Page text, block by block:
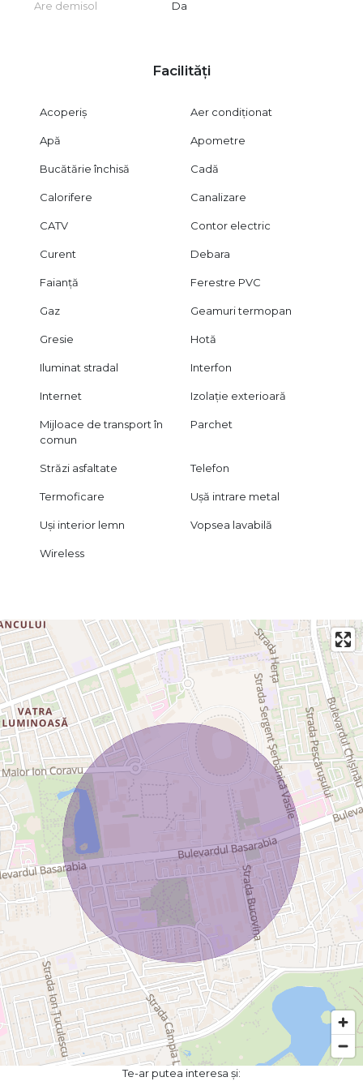
CITY IMOB INVEST – alegerea potrivită pentru o achiziție
Are demisol Da
Facilități
Acoperiș Aer condiționat
Apă Apometre
Bucătărie închisă Cadă
Calorifere Canalizare
CATV Contor electric
Curent Debara
Faianță Ferestre PVC
Gaz Geamuri termopan
Gresie Hotă
Iluminat stradal Interfon
Internet Izolație exterioară
Mijloace de transport în
comun
Parchet
Străzi asfaltate Telefon
Termoficare Ușă intrare metal
Uși interior lemn Vopsea lavabilă
Wireless
Te-ar putea interesa și: